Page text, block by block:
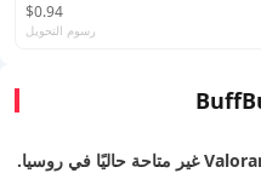
$0.94
رسوم التحويل